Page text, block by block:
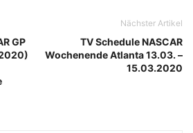
GP
Nächster Artikel
TV Schedule NASCAR
Wochenende Atlanta 13.03. –
15.03.2020